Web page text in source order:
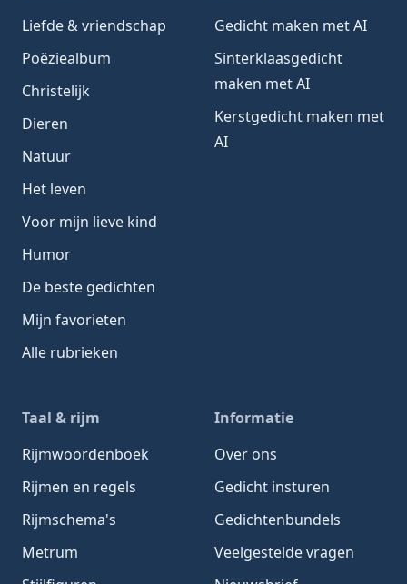
Liefde & vriendschap
Poëziealbum
Christelijk
Dieren
Natuur
Het leven
Voor mijn lieve kind
Humor
De beste gedichten
Mijn favorieten
Alle rubrieken
Gedicht maken met AI
Sinterklaasgedicht
maken met AI
Kerstgedicht maken met
AI
Taal & rijm
Rijmwoordenboek
Rijmen en regels
Rijmschema's
Metrum
Informatie
Over ons
Gedicht insturen
Gedichtenbundels
Veelgestelde vragen